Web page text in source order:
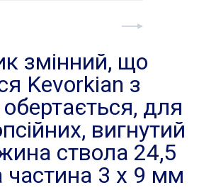
змінний, що
Kevorkian з
для
вигнутий
ствола 24,5
частина 3 х 9 мм